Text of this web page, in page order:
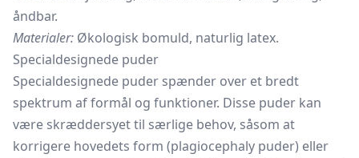
åndbar.
Materialer: Økologisk bomuld, naturlig latex.
Specialdesignede puder
Specialdesignede puder spænder over et bredt
spektrum af formål og funktioner. Disse puder kan
være skræddersyet til særlige behov, såsom at
korrigere hovedets form (plagiocephaly puder) eller